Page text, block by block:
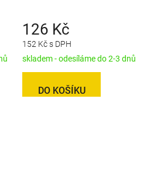
152 Kč s DPH
126 Kč
skladem - odesíláme do 2-3 dnů
DO KOŠÍKU